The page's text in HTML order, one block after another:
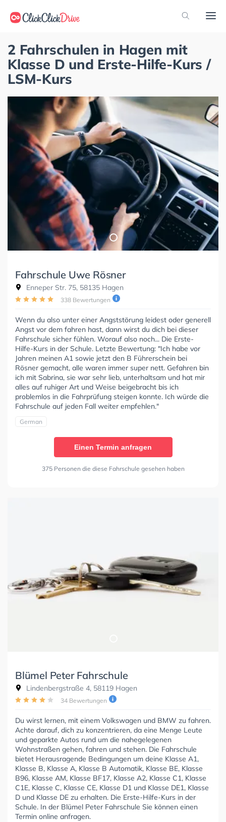
2 Fahrschulen in Hagen mit
Klasse D und Erste-Hilfe-Kurs /
LSM-Kurs
Fahrschule Uwe Rösner
Enneper Str. 75, 58135 Hagen
338 Bewertungen
Wenn du also unter einer Angststörung leidest oder generell
Angst vor dem fahren hast, dann wirst du dich bei dieser
Fahrschule sicher fühlen. Worauf also noch... Die Erste-
Hilfe-Kurs in der Schule. Letzte Bewertung: "Ich habe vor
Jahren meinen A1 sowie jetzt den B Führerschein bei
Rösner gemacht, alle waren immer super nett. Gefahren bin
ich mit Sabrina, sie war sehr lieb, unterhaltsam und hat mir
alles auf ruhiger Art und Weise beigebracht bis ich
problemlos in die Fahrprüfung steigen konnte. Ich würde die
Fahrschule auf jeden Fall weiter empfehlen."
German
Einen Termin anfragen
375 Personen die diese Fahrschule gesehen haben
Blümel Peter Fahrschule
Lindenbergstraße 4, 58119 Hagen
34 Bewertungen
Du wirst lernen, mit einem Volkswagen und BMW zu fahren.
Achte darauf, dich zu konzentrieren, da eine Menge Leute
und geparkte Autos rund um die nahegelegenen
Wohnstraßen gehen, fahren und stehen. Die Fahrschule
bietet Herausragende Bedingungen um deine Klasse A1,
Klasse B, Klasse A, Klasse B Automatik, Klasse BE, Klasse
B96, Klasse AM, Klasse BF17, Klasse A2, Klasse C1, Klasse
C1E, Klasse C, Klasse CE, Klasse D1 und Klasse DE1, Klasse
D und Klasse DE zu erhalten. Die Erste-Hilfe-Kurs in der
Schule. In der Blümel Peter Fahrschule Sie können einen
Termin online anfragen.